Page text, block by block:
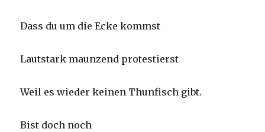
Dass du um die Ecke kommst
Lautstark maunzend protestierst
Weil es wieder keinen Thunfisch gibt.
Bist doch noch